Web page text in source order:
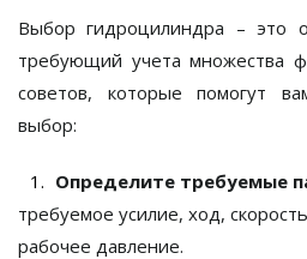
Выбор гидроцилиндра – это
требующий учета множества
советов, которые помогут
выбор:
Определите требуемые
требуемое усилие, ход,
рабочее давление.